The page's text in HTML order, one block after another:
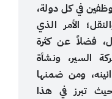
في كل دولة،
الأمر الذي
فضلاً عن كثرة
السير، ونشأة
ومن ضمنها
تبرز في هذا